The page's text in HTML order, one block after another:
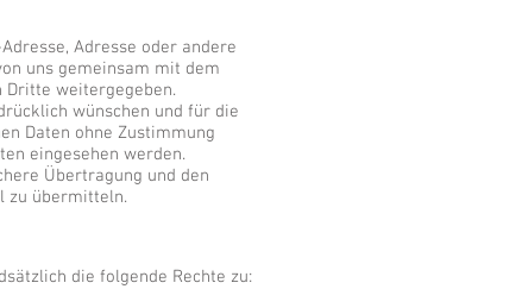
Adresse oder andere
uns gemeinsam mit dem
Dritte weitergegeben.
wünschen und für die
Daten ohne Zustimmung
eingesehen werden.
Übertragung und den
zu übermitteln.
die folgende Rechte zu: